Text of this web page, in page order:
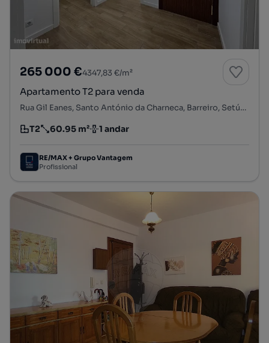
265 000 €4347,83 €/m²
Apartamento T2 para venda
Rua Gil Eanes, Santo António da Charneca, Barreiro, Setúbal
Tipologia
T2
Preço por metro quadrado
60.95 m²
Andar 1 andar
RE/MAX + Grupo Vantagem
Profissional